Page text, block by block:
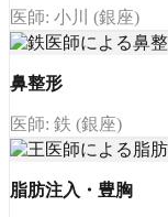
医師: 小川 (銀座)
鼻整形
医師: 鉄 (銀座)
脂肪注入・豊胸